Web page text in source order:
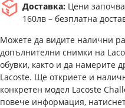
Доставка: Цени
160лв – безплатна
Можете да видите налични
допълнителни снимки на
обувки, както и да намерите
Lacoste. Ще откриете и
конкретен модел Lacoste
повече информация,